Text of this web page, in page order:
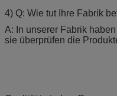
4) Q: Wie tut Ihre Fabrik
A: In unserer Fabrik
sie überprüfen die